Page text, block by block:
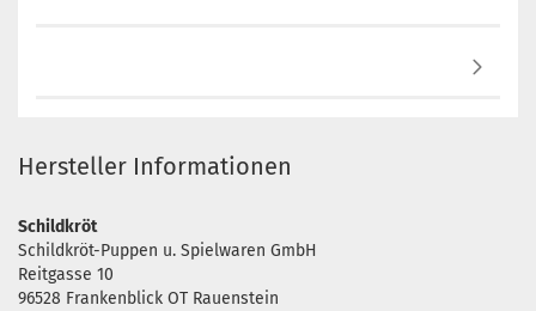
Hersteller Informationen
Schildkröt
Schildkröt-Puppen u. Spielwaren GmbH
Reitgasse 10
96528 Frankenblick OT Rauenstein